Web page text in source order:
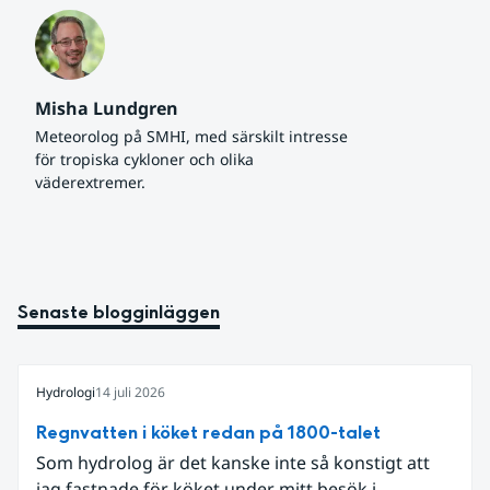
Misha Lundgren
Meteorolog på SMHI, med särskilt intresse
för tropiska cykloner och olika
väderextremer.
Senaste blogginläggen
Hydrologi14 juli 2026
Regnvatten i köket redan på 1800-talet
Som hydrolog är det kanske inte så konstigt att